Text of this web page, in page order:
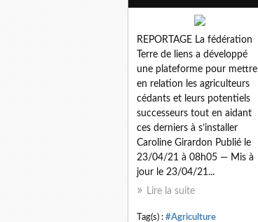
REPORTAGE La fédération
Terre de liens a développé
une plateforme pour mettre
en relation les agriculteurs
cédants et leurs potentiels
successeurs tout en aidant
ces derniers à s’installer
Caroline Girardon Publié le
23/04/21 à 08h05 — Mis à
jour le 23/04/21...
Lire la suite
Tag(s) : #Agriculture